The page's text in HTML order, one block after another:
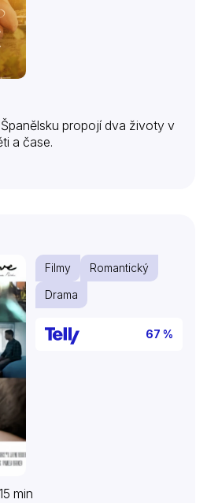
propojí dva životy v
a čase.
Filmy
Romantický
Drama
67 %
min